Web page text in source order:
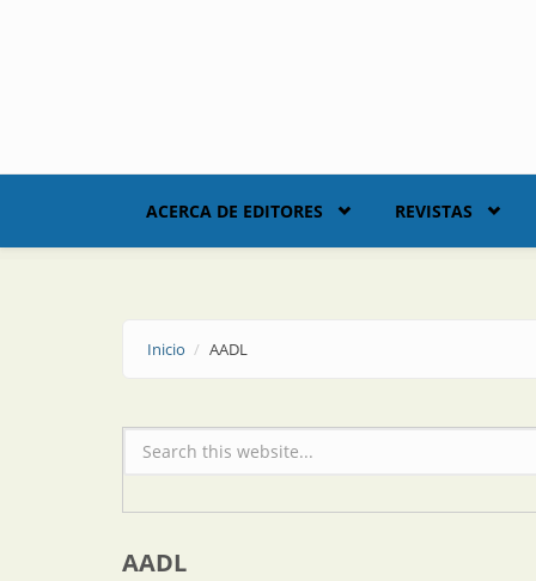
ACERCA DE EDITORES REVISTAS
Inicio AADL
Formulario de búsqueda
AADL